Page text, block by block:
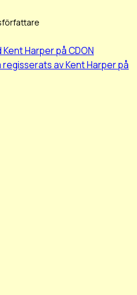
Harper på CDON
av Kent Harper på